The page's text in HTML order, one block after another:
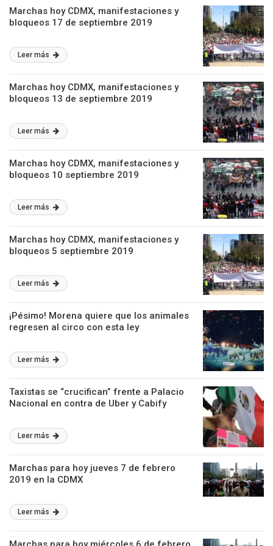
Marchas hoy CDMX, manifestaciones y
bloqueos 17 de septiembre 2019
Leer más
Marchas hoy CDMX, manifestaciones y
bloqueos 13 de septiembre 2019
Leer más
Marchas hoy CDMX, manifestaciones y
bloqueos 10 septiembre 2019
Leer más
Marchas hoy CDMX, manifestaciones y
bloqueos 5 septiembre 2019
Leer más
¡Pésimo! Morena quiere que los animales
regresen al circo con esta ley
Leer más
Taxistas se “crucifican” frente a Palacio
Nacional en contra de Uber y Cabify
Leer más
Marchas para hoy jueves 7 de febrero
2019 en la CDMX
Leer más